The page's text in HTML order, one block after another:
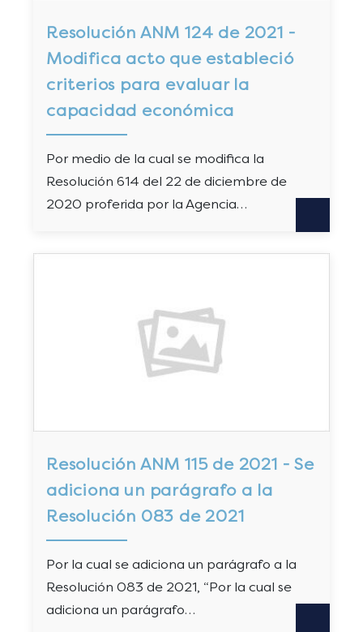
Resolución ANM 124 de 2021 -
Modifica acto que estableció
criterios para evaluar la
capacidad económica
Por medio de la cual se modifica la
Resolución 614 del 22 de diciembre de
2020 proferida por la Agencia…
Resolución ANM 115 de 2021 - Se
adiciona un parágrafo a la
Resolución 083 de 2021
Por la cual se adiciona un parágrafo a la
Resolución 083 de 2021, “Por la cual se
adiciona un parágrafo…